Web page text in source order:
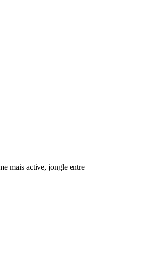
mais active, jongle entre